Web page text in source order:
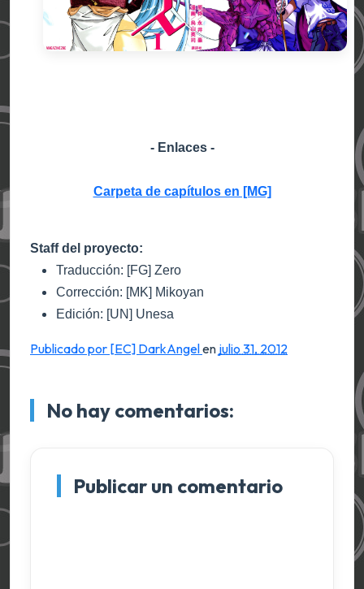
- Enlaces -
Carpeta de capítulos en [MG]
Staff del proyecto:
Traducción: [FG] Zero
Corrección: [MK] Mikoyan
Edición: [UN] Unesa
Publicado por [EC] DarkAngelen julio 31, 2012
No hay comentarios:
Publicar un comentario